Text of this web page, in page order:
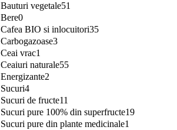
Bauturi vegetale51
Bere0
Cafea BIO si inlocuitori35
Carbogazoase3
Ceai vrac1
Ceaiuri naturale55
Energizante2
Sucuri4
Sucuri de fructe11
Sucuri pure 100% din superfructe19
Sucuri pure din plante medicinale1